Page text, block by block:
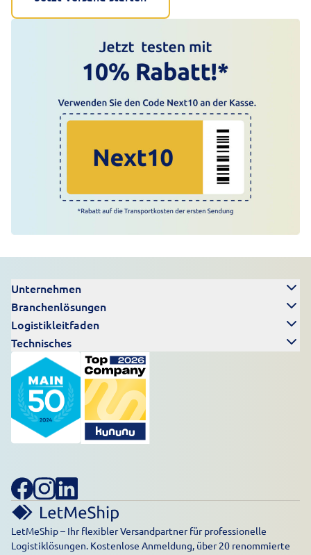
Unternehmen
Branchenlösungen
Logistikleitfaden
Technisches
LetMeShip – Ihr flexibler Versandpartner für professionelle
Logistiklösungen. Kostenlose Anmeldung, über 20 renommierte